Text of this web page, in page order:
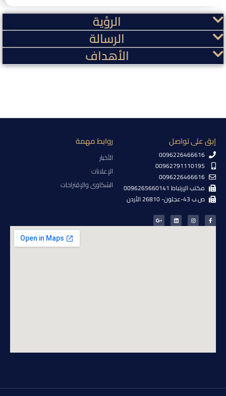
الرؤية
الرسالة
الأهداف
إبق على تواصل
0096226466616
00962791110195
0096226466616
مكتب الإرتباط 0096265660141
ص.ب 43-عجلون- 26810 الأردن
روابط مهمة
الأخبار
الإعلانات
الشكاوى والإقتراحات